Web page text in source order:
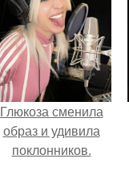
Глюкоза сменила
образ и удивила
поклонников.